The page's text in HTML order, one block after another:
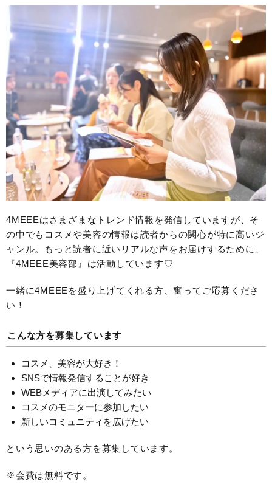
4MEEEはさまざまなトレンド情報を発信していますが、そ
の中でもコスメや美容の情報は読者からの関心が特に高いジ
ャンル。もっと読者に近いリアルな声をお届けするために、
『4MEEE美容部』は活動しています♡
一緒に4MEEEを盛り上げてくれる方、奮ってご応募くださ
い！
こんな方を募集しています
コスメ、美容が大好き！
SNSで情報発信することが好き
WEBメディアに出演してみたい
コスメのモニターに参加したい
新しいコミュニティを広げたい
という思いのある方を募集しています。
※会費は無料です。